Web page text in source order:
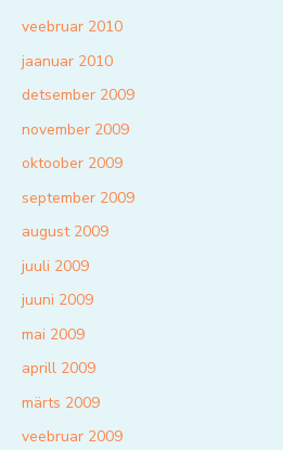
veebruar 2010
jaanuar 2010
detsember 2009
november 2009
oktoober 2009
september 2009
august 2009
juuli 2009
juuni 2009
mai 2009
aprill 2009
märts 2009
veebruar 2009